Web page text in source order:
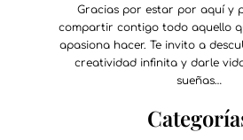
Gracias por estar por aquí y
compartir contigo todo aquello
apasiona hacer. Te invito a
creatividad infinita y darle
sueñas…